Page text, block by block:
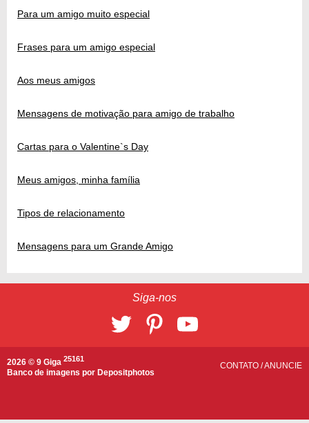
Para um amigo muito especial
Frases para um amigo especial
Aos meus amigos
Mensagens de motivação para amigo de trabalho
Cartas para o Valentine`s Day
Meus amigos, minha família
Tipos de relacionamento
Mensagens para um Grande Amigo
Siga-nos
2026 © 9 Giga 25161
Banco de imagens por Depositphotos
CONTATO /ANUNCIE